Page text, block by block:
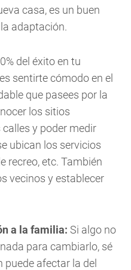
casa, es un buen
adaptación.
del éxito en tu
sentirte cómodo en el
que pasees por la
los sitios
y poder medir
ubican los servicios
recreo, etc. También
vecinos y establecer
a la familia: Si algo no
para cambiarlo, sé
puede afectar la del